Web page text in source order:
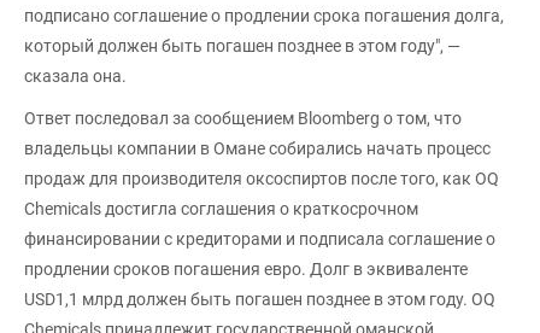
подписано соглашение о продлении срока погашения долга,
который должен быть погашен позднее в этом году", —
сказала она.
Ответ последовал за сообщением Bloomberg о том, что
владельцы компании в Омане собирались начать процесс
продаж для производителя оксоспиртов после того, как OQ
Chemicals достигла соглашения о краткосрочном
финансировании с кредиторами и подписала соглашение о
продлении сроков погашения евро. Долг в эквиваленте
USD1,1 млрд должен быть погашен позднее в этом году. OQ
Chemicals принадлежит государственной оманской